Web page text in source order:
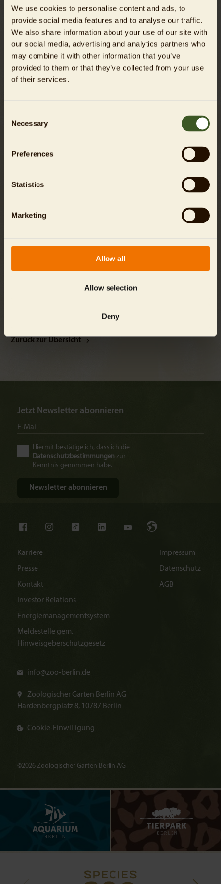
We use cookies to personalise content and ads, to
provide social media features and to analyse our traffic.
We also share information about your use of our site with
our social media, advertising and analytics partners who
may combine it with other information that you’ve
provided to them or that they’ve collected from your use
of their services.
Selection
Necessary
Preferences
Statistics
Marketing
Allow all
Allow selection
Deny
bedroht gelten Panzernashörner jedoch noch immer. Auch
für viele andere Tierarten ist die Lage dramatisch – die
Weltnaturschutzunion IUCN listet aktuell fast
und Pflanzenarten als bedroht. Das sind mehr als jemals
zuvor. „Wir stehen vor einer großen, komplexen und
überaus bedrohlichen Herausforderung. Auf Wünsche
Andreas Knieriem. „Und wir müssen uns bewusstmachen,
jeglichen Lebens auf unserem Planeten Stück für Stück
verloren geht. Daher geht dieses Thema jeden einzelnen
Grenzen des Zoos hinaus auf dieses wichtige Thema
Die Finanzierung der naturnahen Nashorn-Anlage konnte
bereits vor der Corona-Pandemie sichergestellt werden,
kann. Für den Bau der Nashorn Pagode sind insgesamt rund
20 Millionen Euro veranschlagt. Wie auch der Panda Garden
wird die Nashorn Pagode vom Berliner Architekturbüro dan
Zurück zur Übersicht
Karriere
Presse
Kontakt
Investor Relations
Energiemanagementsystem
Meldestelle gem.
Hinweisgeberschutzgesetz
Impressum
Datenschutz
AGB
info@zoo-berlin.de
Zoologischer Garten Berlin AG
Hardenbergplatz 8, 10787 Berlin
Cookie-Einwilligung
Jetzt Newsletter abonnieren
Hiermit bestätige ich, dass ich die
Datenschutzbestimmungen zur
Kenntnis genommen habe.
©2026 Zoologischer Garten Berlin AG